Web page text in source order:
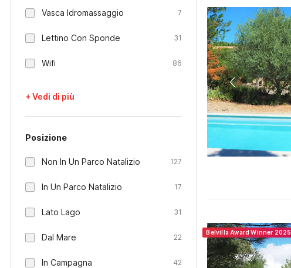
Vasca Idromassaggio 7
Lettino Con Sponde 31
Wifi 86
+ Vedi di più
Posizione
Non In Un Parco Natalizio 127
In Un Parco Natalizio 17
Lato Lago 31
Dal Mare 22
In Campagna 42
Belvilla Award Winner 2025